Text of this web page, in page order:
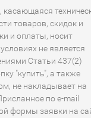
товаров, скидок и
и оплаты, носит
не является
Статьи 437(2)
"купить", а также
не накладывает на
по e-mail
формы заявки на